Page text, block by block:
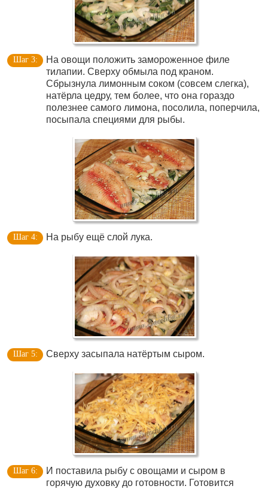
На овощи положить замороженное филе
тилапии. Сверху обмыла под краном.
Сбрызнула лимонным соком (совсем слегка),
натёрла цедру, тем более, что она гораздо
полезнее самого лимона, посолила, поперчила,
посыпала специями для рыбы.
На рыбу ещё слой лука.
Сверху засыпала натёртым сыром.
И поставила рыбу с овощами и сыром в
горячую духовку до готовности. Готовится